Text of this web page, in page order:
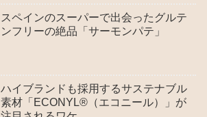
スペインのスーパーで出会ったグルテ
ンフリーの絶品「サーモンパテ」
ハイブランドも採用するサステナブル
素材「ECONYL®（エコニール）」が